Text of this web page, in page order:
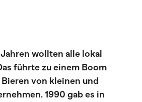
wollten alle lokal
führte zu einem Boom
von kleinen und
1990 gab es in